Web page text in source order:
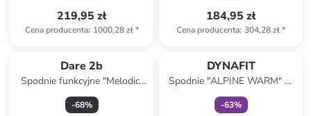
219,95 zł
Cena producenta: 1000,28 zł*
184,95 zł
Cena producenta: 304,28 zł*
Dare 2b
Spodnie funkcyjne "Melodic"
w kolorze kremowym
-68%
DYNAFIT
Spodnie "ALPINE WARM" w
kolorze granatowym do
biegania
-63%